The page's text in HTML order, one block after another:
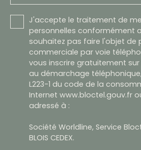
J'accepte le traitement de
personnelles conformément
souhaitez pas faire l'objet de
commerciale par voie
vous inscrire gratuitement
au démarchage
L223-1 du code de la
Internet www.bloctel.gouv.fr
adressé à :
Société Worldline, Service
BLOIS CEDEX.